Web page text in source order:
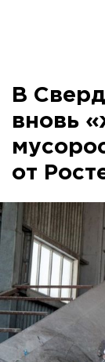
В
вновь
от